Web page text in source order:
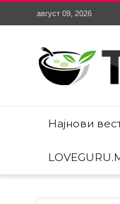
август 09, 2026
Најнови